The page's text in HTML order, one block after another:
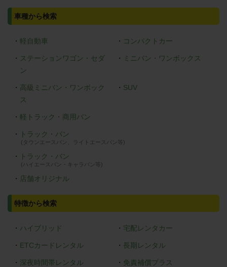
車種から検索
・ 軽自動車 ・ コンパクトカー
・ ステーションワゴン・セダ
ン
・ ミニバン・ワンボックス
・ 高級ミニバン・ワンボック
ス
・ SUV
・ 軽トラック・商用バン
・ トラック・バン
(タウンエースバン、ライトエースバン等)
・ トラック・バン
(ハイエースバン・キャラバン等)
・ 店舗オリジナル
特徴から検索
・ ハイブリッド ・ 宅配レンタカー
・ ETCカードレンタル ・ 長期レンタル
・ 深夜時間帯レンタル ・ 免責補償プラス